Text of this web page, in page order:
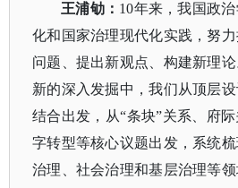
王浦劬： 10年来，我国政
化和国家治理现代化实践，努
问题、提出新观点、构建新理
新的深入发掘中，我们从顶层
结合出发，从“条块”关系、府
字转型等核心议题出发，系统
治理、社会治理和基层治理等领